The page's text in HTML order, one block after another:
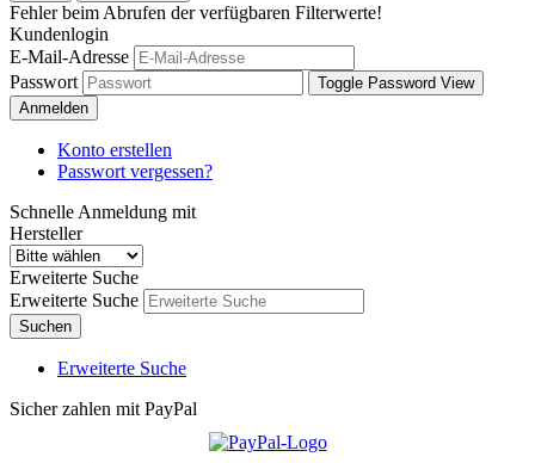
Fehler beim Abrufen der verfügbaren Filterwerte!
Kundenlogin
E-Mail-Adresse
Passwort
Toggle Password View
Anmelden
Konto erstellen
Passwort vergessen?
Schnelle Anmeldung mit
Hersteller
Erweiterte Suche
Erweiterte Suche
Suchen
Erweiterte Suche
Sicher zahlen mit PayPal